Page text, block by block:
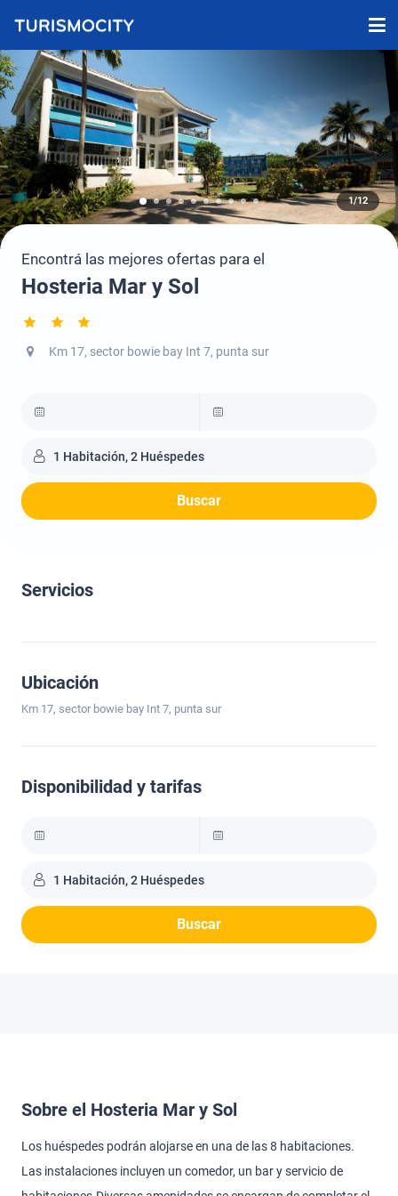
1/12
Encontrá las mejores ofertas para el
Hosteria Mar y Sol
Km 17, sector bowie bay Int 7, punta sur
1 Habitación, 2 Huéspedes
Buscar
Servicios
Ubicación
Km 17, sector bowie bay Int 7, punta sur
Disponibilidad y tarifas
1 Habitación, 2 Huéspedes
Buscar
Sobre el Hosteria Mar y Sol
Los huéspedes podrán alojarse en una de las 8 habitaciones.
Las instalaciones incluyen un comedor, un bar y servicio de